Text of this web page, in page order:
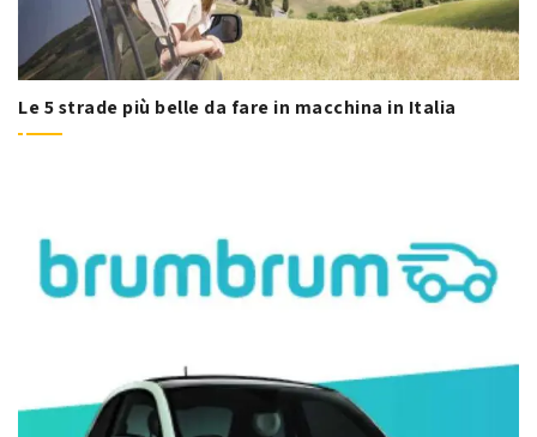
Le 5 strade più belle da fare in macchina in Italia